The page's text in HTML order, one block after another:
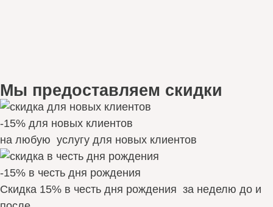
Мы предоставляем скидки
-15% для новых клиентов
на любую услугу для новых клиентов
-15% в честь дня рождения
Скидка 15% в честь дня рождения за неделю до и